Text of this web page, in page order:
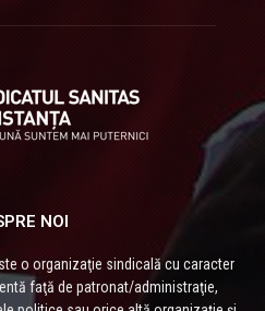
NOI
o organizaţie sindicală cu caracter
faţă de patronat/administraţie,